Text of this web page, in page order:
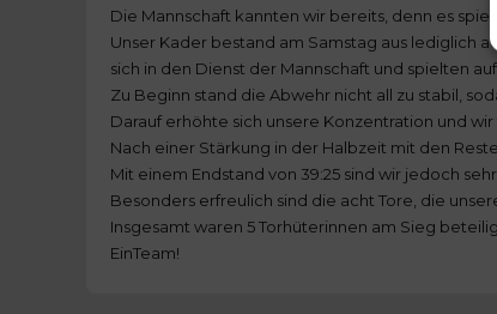
Die Mannschaft kannten wir bereits, denn es
Unser Kader bestand am Samstag aus lediglich
sich in den Dienst der Mannschaft und spielten
Zu Beginn stand die Abwehr nicht all zu stabil,
Darauf erhöhte sich unsere Konzentration und wir
Nach einer Stärkung in der Halbzeit mit den
Mit einem Endstand von 39:25 sind wir jedoch
Besonders erfreulich sind die acht Tore, die
Insgesamt waren 5 Torhüterinnen am Sieg
EinTeam!